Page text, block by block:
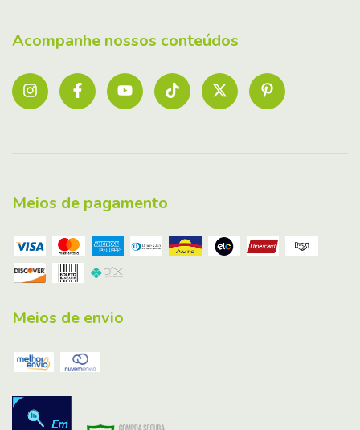
Acompanhe nossos conteúdos
Meios de pagamento
Meios de envio